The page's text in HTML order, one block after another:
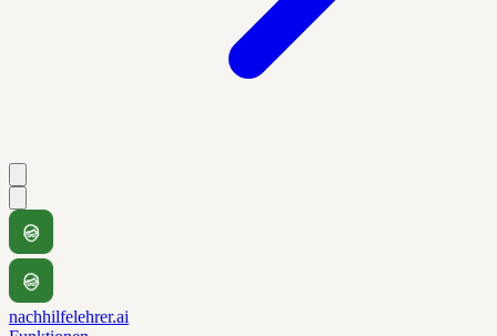
nachhilfelehrer.ai